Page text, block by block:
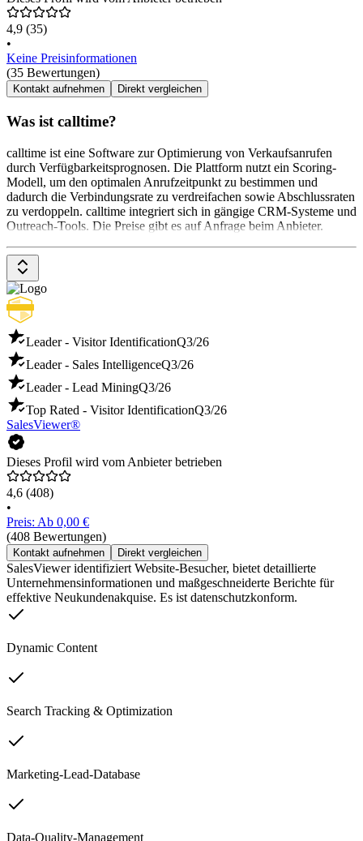
4,9 (35)
•
Keine Preisinformationen
(35 Bewertungen)
Kontakt aufnehmen Direkt vergleichen
Was ist calltime?
calltime ist eine Software zur Optimierung von Verkaufsanrufen
durch Verfügbarkeitsprognosen. Die Plattform nutzt ein Scoring-
Modell, um den optimalen Anrufzeitpunkt zu bestimmen und
dadurch die Verbindungsrate zu verdreifachen sowie Abschlussraten
zu verdoppeln. calltime integriert sich in gängige CRM-Systeme und
Outreach-Tools. Die Preise gibt es auf Anfrage beim Anbieter.
Leader - Visitor IdentificationQ3/26
Leader - Sales IntelligenceQ3/26
Leader - Lead MiningQ3/26
Top Rated - Visitor IdentificationQ3/26
SalesViewer®
Dieses Profil wird vom Anbieter betrieben
4,6 (408)
•
Preis: Ab 0,00 €
(408 Bewertungen)
Kontakt aufnehmen Direkt vergleichen
SalesViewer identifiziert Website-Besucher, bietet detaillierte
Unternehmensinformationen und maßgeschneiderte Berichte für
effektive Neukundenakquise. Es ist datenschutzkonform.
Dynamic Content
Search Tracking & Optimization
Marketing-Lead-Database
Data-Quality-Management